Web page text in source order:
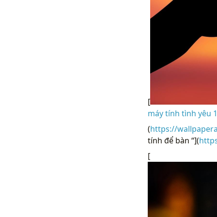
[
máy tính tình yêu
(https://
tính để bàn “](
[